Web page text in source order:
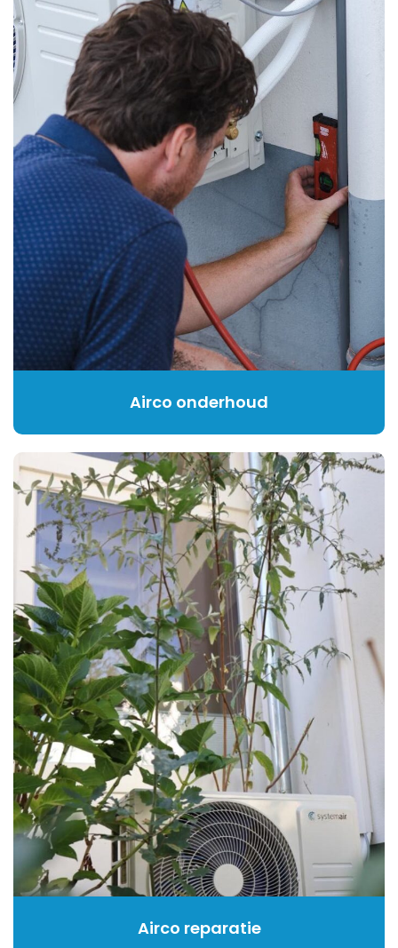
Airco onderhoud
Airco reparatie